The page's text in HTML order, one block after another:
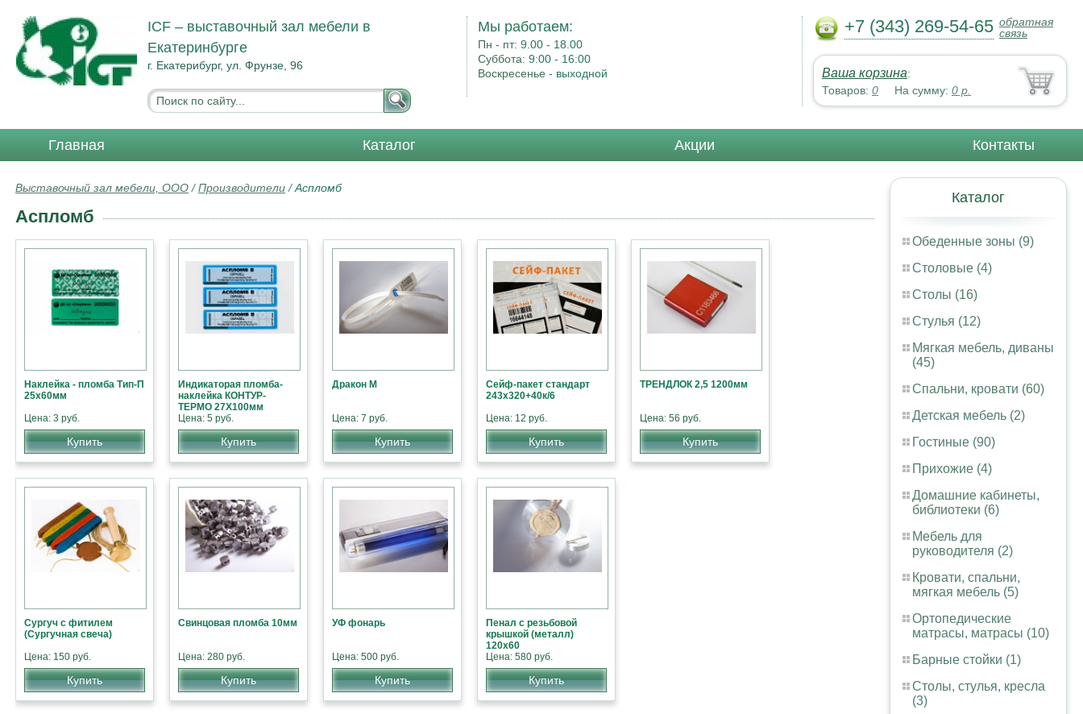
ICF – выставочный зал мебели в
Екатеринбурге
г. Екатерибург, ул. Фрунзе, 96
Мы работаем:
Пн - пт:9.00 - 18.00
Суббота:9:00 - 16:00
Воскресенье - выходной
+7 (343) 269-54-65 обратная
связь
Ваша корзина:
Товаров: 0 На сумму: 0 р.
Главная Каталог Акции Контакты
Каталог
Обеденные зоны (9)
Столовые (4)
Столы (16)
Стулья (12)
Мягкая мебель, диваны
(45)
Спальни, кровати (60)
Детская мебель (2)
Гостиные (90)
Прихожие (4)
Домашние кабинеты,
библиотеки (6)
Мебель для
руководителя (2)
Кровати, спальни,
мягкая мебель (5)
Ортопедические
матрасы, матрасы (10)
Барные стойки (1)
Столы, стулья, кресла
(3)
Выставочный зал мебели, ООО /Производители /Аспломб
Аспломб
Наклейка - пломба Тип-П
25х60мм
Цена: 3 руб.
Купить
Индикаторая пломба-
наклейка КОНТУР-
ТЕРМО 27Х100мм
Цена: 5 руб.
Купить
Дракон М
Цена: 7 руб.
Купить
Сейф-пакет стандарт
243х320+40к/6
Цена: 12 руб.
Купить
ТРЕНДЛОК 2,5 1200мм
Цена: 56 руб.
Купить
Сургуч с фитилем
(Сургучная свеча)
Цена: 150 руб.
Купить
Свинцовая пломба 10мм
Цена: 280 руб.
Купить
УФ фонарь
Цена: 500 руб.
Купить
Пенал с резьбовой
крышкой (металл)
120х60
Цена: 580 руб.
Купить